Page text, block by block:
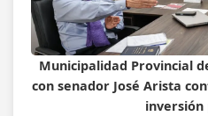
Municipalidad Provincial
con senador José Arista
inversión